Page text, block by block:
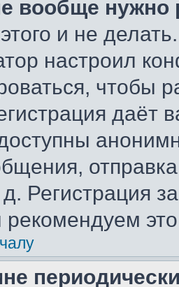
вообще нужно
и не
настроил
чтобы
даёт
д. Регистрация